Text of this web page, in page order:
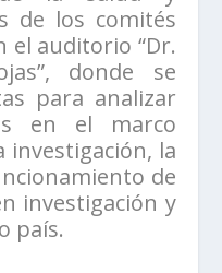
de los comités
el auditorio “Dr.
donde se
para analizar
en el marco
la
de
investigación y
país.